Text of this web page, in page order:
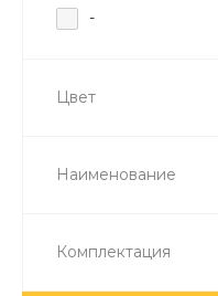
-
Цвет
Наименование
Комплектация